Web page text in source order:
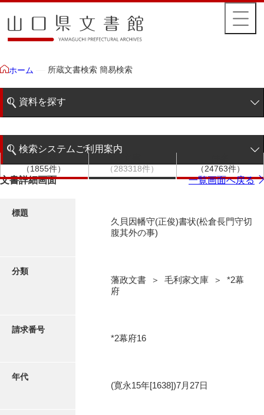
ホーム 所蔵文書検索 簡易検索
資料を探す
階層検索
写真・絵はがき
高画質画像ダウンロード
検索システムご利用案内
検索システムの利用について
（1855件）
（283318件）
（24763件）
文書詳細画面 一覧画面へ戻る
標題
久貝因幡守(正俊)書状(松倉長門守切
腹其外の事)
分類
藩政文書 ＞ 毛利家文庫 ＞ *2幕
府
請求番号
*2幕府16
年代
(寛永15年[1638])7月27日